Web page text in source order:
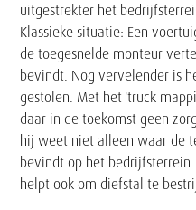
uitgestrekter het
Klassieke situatie: Een
de toegesnelde monteur
bevindt. Nog vervelender is
gestolen. Met het 'truck
daar in de toekomst geen
hij weet niet alleen waar de
bevindt op het
helpt ook om diefstal te